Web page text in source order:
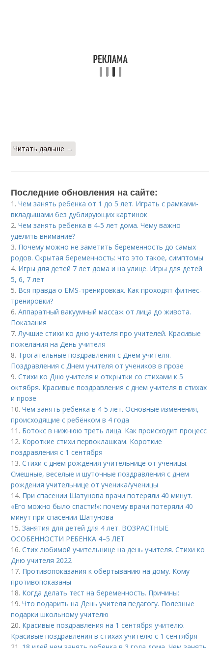
Читать дальше →
Последние обновления на сайте:
1.Чем занять ребенка от 1 до 5 лет. Играть с рамками-
вкладышами без дублирующих картинок
2.Чем занять ребенка в 4-5 лет дома. Чему важно
уделить внимание?
3. Почему можно не заметить беременность до самых
родов. Скрытая беременность: что это такое, симптомы
4. Игры для детей 7 лет дома и на улице. Игры для детей
5, 6, 7 лет
5. Вся правда о EMS-тренировках. Как проходят фитнес-
тренировки?
6.Аппаратный вакуумный массаж от лица до живота.
Показания
7.Лучшие стихи ко дню учителя про учителей. Красивые
пожелания на День учителя
8. Трогательные поздравления с Днем учителя.
Поздравления с Днем учителя от учеников в прозе
9.Стихи ко Дню учителя и открытки со стихами к 5
октября. Красивые поздравления с днем учителя в стихах
и прозе
10.Чем занять ребенка в 4-5 лет. Основные изменения,
происходящие с ребёнком в 4 года
11. Ботокс в нижнюю треть лица. Как происходит процесс
12. Короткие стихи первоклашкам. Короткие
поздравления с 1 сентября
13.Стихи с днем рождения учительнице от ученицы.
Смешные, веселые и шуточные поздравления с днем
рождения учительнице от ученика/ученицы
14. При спасении Шатунова врачи потеряли 40 минут.
«Его можно было спасти!»: почему врачи потеряли 40
минут при спасении Шатунова
15.Занятия для детей для 4 лет. ВОЗРАСТНЫЕ
ОСОБЕННОСТИ РЕБЕНКА 4–5 ЛЕТ
16.Стих любимой учительнице на день учителя. Стихи ко
Дню учителя 2022
17. Противопоказания к обертыванию на дому. Кому
противопоказаны
18. Когда делать тест на беременность. Причины:
19.Что подарить на День учителя педагогу. Полезные
подарки школьному учителю
20. Красивые поздравления на 1 сентября учителю.
Красивые поздравления в стихах учителю с 1 сентября